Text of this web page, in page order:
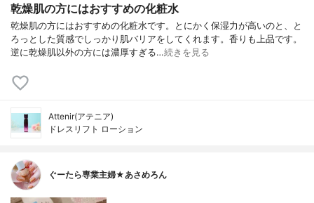
乾燥肌の方にはおすすめの化粧水
乾燥肌の方にはおすすめの化粧水です。とにかく保湿力が高いのと、と
ろっとした質感でしっかり肌バリアをしてくれます。香りも上品です。
逆に乾燥肌以外の方には濃厚すぎる…続きを見る
Attenir(アテニア)
ドレスリフト ローション
ぐーたら専業主婦★あさめろん